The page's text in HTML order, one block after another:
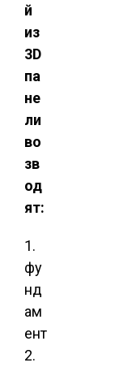
й
из
3D
па
не
ли
во
зв
од
ят:
1.
фу
нд
ам
ент
2.